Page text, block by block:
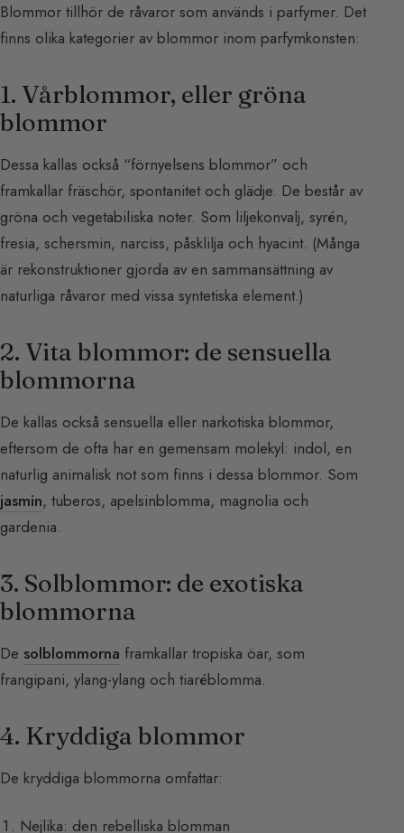
Blommor tillhör de råvaror som används i parfymer. Det
finns olika kategorier av blommor inom parfymkonsten:
1. Vårblommor, eller gröna
blommor
Dessa kallas också “förnyelsens blommor” och
framkallar fräschör, spontanitet och glädje. De består av
gröna och vegetabiliska noter. Som liljekonvalj, syrén,
fresia, schersmin, narciss, påsklilja och hyacint. (Många
är rekonstruktioner gjorda av en sammansättning av
naturliga råvaror med vissa syntetiska element.)
2. Vita blommor: de sensuella
blommorna
De kallas också sensuella eller narkotiska blommor,
eftersom de ofta har en gemensam molekyl: indol, en
naturlig animalisk not som finns i dessa blommor. Som
jasmin, tuberos, apelsinblomma, magnolia och
gardenia.
3. Solblommor: de exotiska
blommorna
De solblommorna framkallar tropiska öar, som
frangipani, ylang-ylang och tiaréblomma.
4. Kryddiga blommor
De kryddiga blommorna omfattar:
Nejlika: den rebelliska blomman